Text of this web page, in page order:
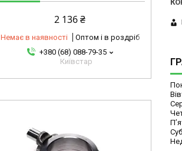
2 136 ₴
Немає в наявності
Оптом і в роздріб
+380 (68) 088-79-35
Київстар